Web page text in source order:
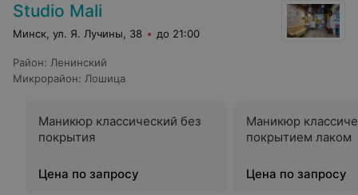
Studio Mali
Минск, ул. Я. Лучины, 38 до 21:00
Район: Ленинский
Микрорайон: Лошица
Маникюр классический без
покрытия
Цена по запросу
Маникюр
покрытием лаком
Цена по запросу